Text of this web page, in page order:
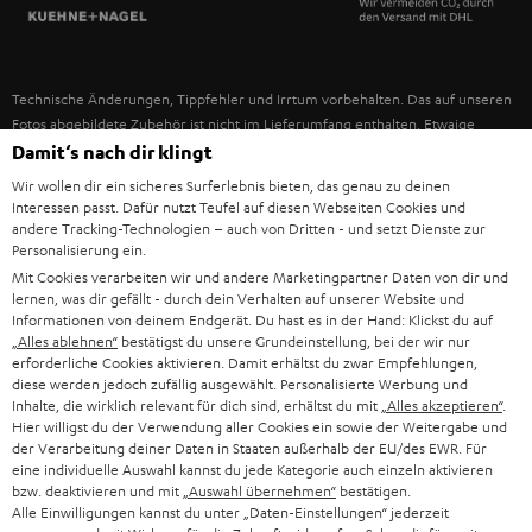
NEUHEITEN
UNSER MANAGEMENT
UNSERE WERTE
BILDUNGSRABATT
GESCHENKGUTSCHEIN
BARRIEREFREIHEIT
USA
WEITERE LÄNDER
Technische Änderungen, Tippfehler und Irrtum vorbehalten. Das auf unseren
Fotos abgebildete Zubehör ist nicht im Lieferumfang enthalten. Etwaige
Entsorgungsgebühren für Batterien sind im Preis inbegriffen.
©2026 Lautsprecher Teufel GmbH - All rights reserved.
Impressum AGB
Vertrag widerrufen
Damit‘s nach dir klingt
Wir wollen dir ein sicheres Surferlebnis bieten, das genau zu deinen
Interessen passt. Dafür nutzt Teufel auf diesen Webseiten Cookies und
andere Tracking-Technologien – auch von Dritten - und setzt Dienste zur
Personalisierung ein.
Mit Cookies verarbeiten wir und andere Marketingpartner Daten von dir und
lernen, was dir gefällt - durch dein Verhalten auf unserer Website und
Informationen von deinem Endgerät. Du hast es in der Hand: Klickst du auf
„Alles ablehnen“ bestätigst du unsere Grundeinstellung, bei der wir nur
erforderliche Cookies aktivieren. Damit erhältst du zwar Empfehlungen,
diese werden jedoch zufällig ausgewählt. Personalisierte Werbung und
Inhalte, die wirklich relevant für dich sind, erhältst du mit „Alles akzeptieren“.
Hier willigst du der Verwendung aller Cookies ein sowie der Weitergabe und
der Verarbeitung deiner Daten in Staaten außerhalb der EU/des EWR. Für
eine individuelle Auswahl kannst du jede Kategorie auch einzeln aktivieren
bzw. deaktivieren und mit „Auswahl übernehmen“ bestätigen.
Alle Einwilligungen kannst du unter „Daten-Einstellungen“ jederzeit